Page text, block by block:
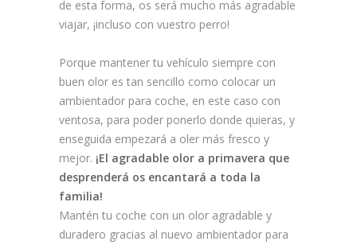
de esta forma, os será mucho más agradable
viajar, ¡incluso con vuestro perro!
Porque mantener tu vehículo siempre con
buen olor es tan sencillo como colocar un
ambientador para coche, en este caso con
ventosa, para poder ponerlo donde quieras, y
enseguida empezará a oler más fresco y
mejor. ¡El agradable olor a primavera que
desprenderá os encantará a toda la
familia!
Mantén tu coche con un olor agradable y
duradero gracias al nuevo ambientador para